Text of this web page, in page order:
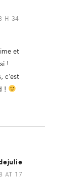
H 34
et
!
c’est
!
AT 17